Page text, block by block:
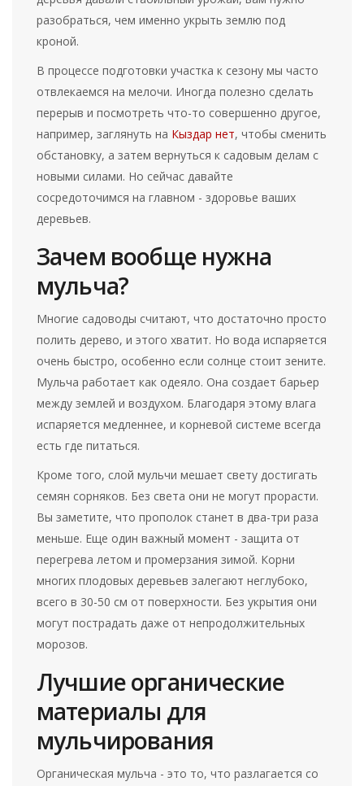
разобраться, чем именно укрыть землю под
кроной.
В процессе подготовки участка к сезону мы часто
отвлекаемся на мелочи. Иногда полезно сделать
перерыв и посмотреть что-то совершенно другое,
например, заглянуть на Кыздар нет, чтобы сменить
обстановку, а затем вернуться к садовым делам с
новыми силами. Но сейчас давайте
сосредоточимся на главном - здоровье ваших
деревьев.
Зачем вообще нужна
мульча?
Многие садоводы считают, что достаточно просто
полить дерево, и этого хватит. Но вода испаряется
очень быстро, особенно если солнце стоит зените.
Мульча работает как одеяло. Она создает барьер
между землей и воздухом. Благодаря этому влага
испаряется медленнее, и корневой системе всегда
есть где питаться.
Кроме того, слой мульчи мешает свету достигать
семян сорняков. Без света они не могут прорасти.
Вы заметите, что прополок станет в два-три раза
меньше. Еще один важный момент - защита от
перегрева летом и промерзания зимой. Корни
многих плодовых деревьев залегают неглубоко,
всего в 30-50 см от поверхности. Без укрытия они
могут пострадать даже от непродолжительных
морозов.
Лучшие органические
материалы для
мульчирования
Органическая мульча - это то, что разлагается со